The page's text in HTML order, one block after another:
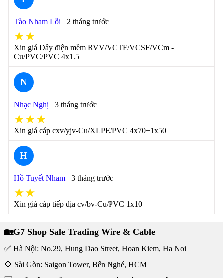
Tào Nham Lỗi 2 tháng trước
★★
Xin giá Dây điện mềm RVV/VCTF/VCSF/VCm -
Cu/PVC/PVC 4x1.5
N
Nhạc Nghị 3 tháng trước
★★★
Xin giá cáp cxv/yjv-Cu/XLPE/PVC 4x70+1x50
H
Hồ Tuyết Nham 3 tháng trước
★★
Xin giá cáp tiếp địa cv/bv-Cu/PVC 1x10
🏡G7 Shop Sale Trading Wire & Cable
✅ Hà Nội: No.29, Hung Dao Street, Hoan Kiem, Ha Noi
🔷 Sài Gòn: Saigon Tower, Bến Nghé, HCM